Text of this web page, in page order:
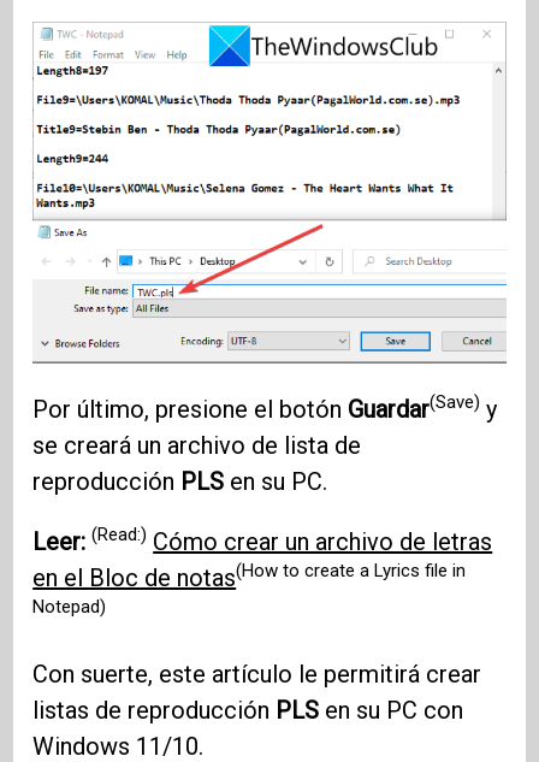
Por último, presione el botón Guardar(Save) y
se creará un archivo de lista de
reproducción PLS en su PC.
Leer:(Read:) Cómo crear un archivo de letras
en el Bloc de notas(How to create a Lyrics file in
Notepad)
Con suerte, este artículo le permitirá crear
listas de reproducción PLS en su PC con
Windows 11/10.